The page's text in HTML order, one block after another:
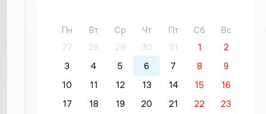
Пн Вт Ср Чт Пт Сб
Вс
27
28 29 30 31 1
2
3
4 5 6 7 8
9
10
11 12 13 14 15
16
17
18 19 20 21 22
23